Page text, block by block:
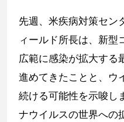
先週、米疾病対策セン
ィールド所長は、新型
広範に感染が拡大する
進めてきたことと、ウ
続ける可能性を示唆し
ナウイルスの世界への